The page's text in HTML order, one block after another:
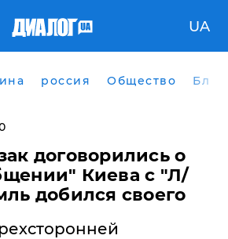
UA
россия Общество
договорились о
Киева с "Л/
добился своего